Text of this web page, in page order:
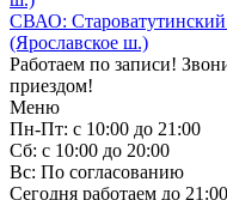
СВАО: Староватутинский
(Ярославское ш.)
Работаем по записи!
приездом!
Меню
Пн-Пт: с 10:00 до 21:00
Сб: с 10:00 до 20:00
Вс: По согласованию
Сегодня работаем до 21:00